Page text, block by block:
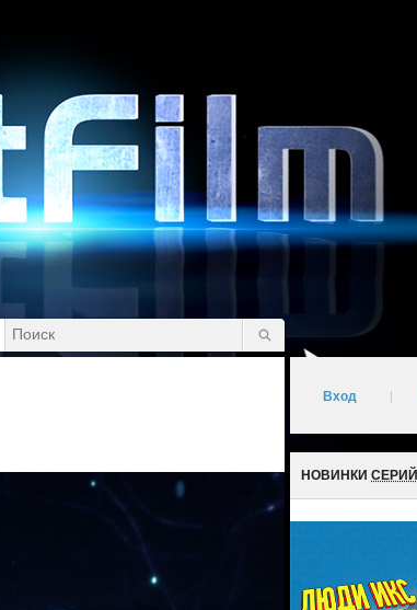
Вход
НОВИНКИ СЕРИЙ